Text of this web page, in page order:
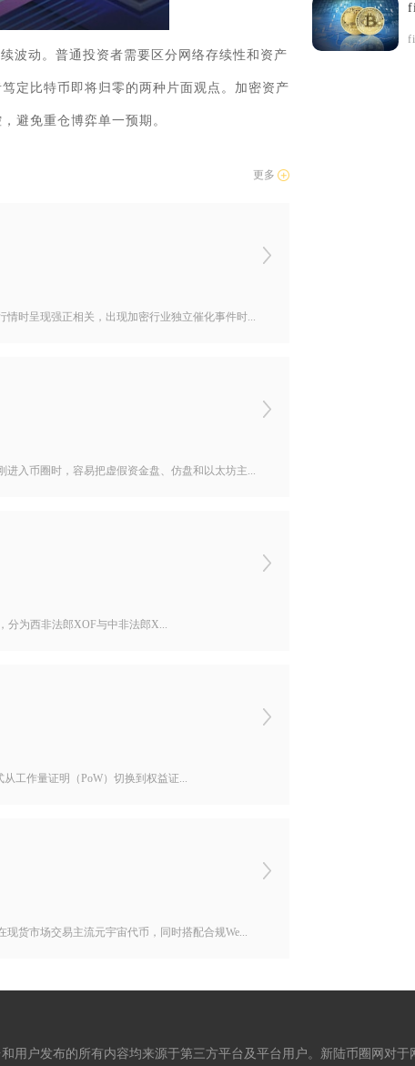
波动。普通投资者需要区分网络存续性和资产
定比特币即将归零的两种片面观点。加密资产
避免重仓博弈单一预期。
更多
时呈现强正相关，出现加密行业独立催化事件时...
入币圈时，容易把虚假资金盘、仿盘和以太坊主...
分为西非法郎XOF与中非法郎X...
工作量证明（PoW）切换到权益证...
货市场交易主流元宇宙代币，同时搭配合规We...
用户发布的所有内容均来源于第三方平台及平台用户。新陆币圈网对于